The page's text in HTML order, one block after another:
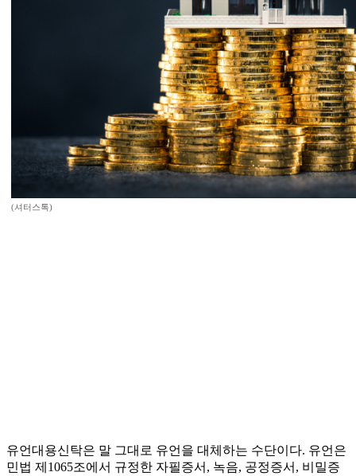
(셔터스톡)
유언대용신탁은 말 그대로 유언을 대체하는 수단이다. 유언은
민법 제1065조에서 규정한 자필증서, 녹음, 공정증서, 비밀증